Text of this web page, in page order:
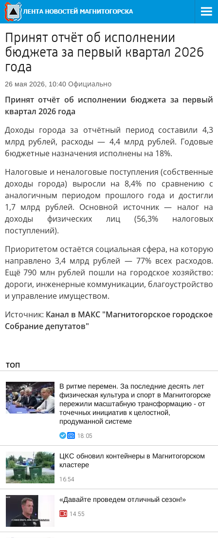
Принят отчёт об исполнении
бюджета за первый квартал 2026
года
26 мая 2026, 10:40 Официально
Принят отчёт об исполнении бюджета за первый
квартал 2026 года
Доходы города за отчётный период составили 4,3
млрд рублей, расходы — 4,4 млрд рублей. Годовые
бюджетные назначения исполнены на 18%.
Налоговые и неналоговые поступления (собственные
доходы города) выросли на 8,4% по сравнению с
аналогичным периодом прошлого года и достигли
1,7 млрд рублей. Основной источник — налог на
доходы физических лиц (56,3% налоговых
поступлений).
Приоритетом остаётся социальная сфера, на которую
направлено 3,4 млрд рублей — 77% всех расходов.
Ещё 790 млн рублей пошли на городское хозяйство:
дороги, инженерные коммуникации, благоустройство
и управление имуществом.
Источник: Канал в МАКС "Магнитогорское городское
Собрание депутатов"
ТОП
В ритме перемен. За последние десять лет
физическая культура и спорт в Магнитогорске
пережили масштабную трансформацию - от
точечных инициатив к целостной,
продуманной системе
18:05
ЦКС обновил контейнеры в Магнитогорском
кластере
16:54
«Давайте проведем отличный сезон!»
14:55